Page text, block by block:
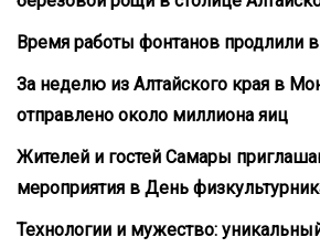
Время работы фонтанов продлили
За неделю из Алтайского края в
отправлено около миллиона яиц
Жителей и гостей Самары
мероприятия в День
Технологии и мужество: